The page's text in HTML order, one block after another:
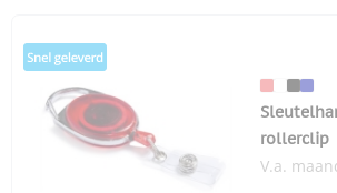
rollerclip
V.a.